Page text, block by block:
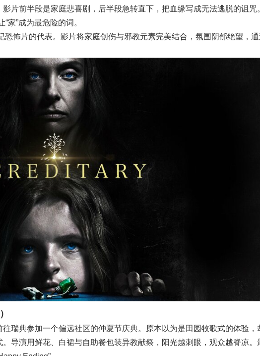
片前半段是家庭悲喜剧，后半段急转直下，把血缘写成无法逃脱的诅咒
家”成为最危险的词。
恐怖片的代表。影片将家庭创伤与邪教元素完美结合，氛围阴郁绝望，
瑞典参加一个偏远社区的仲夏节庆典。原本以为是田园牧歌式的体验，
导演用鲜花、白裙与自助餐包装异教献祭，阳光越刺眼，观众越脊凉。